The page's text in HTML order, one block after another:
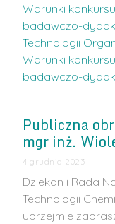
Warunki
badawczo-
Technologii
Warunki
badawczo-
Publiczna
mgr inż.
4 grudnia 2023
Dziekan i Rada
Technologii
uprzejmie